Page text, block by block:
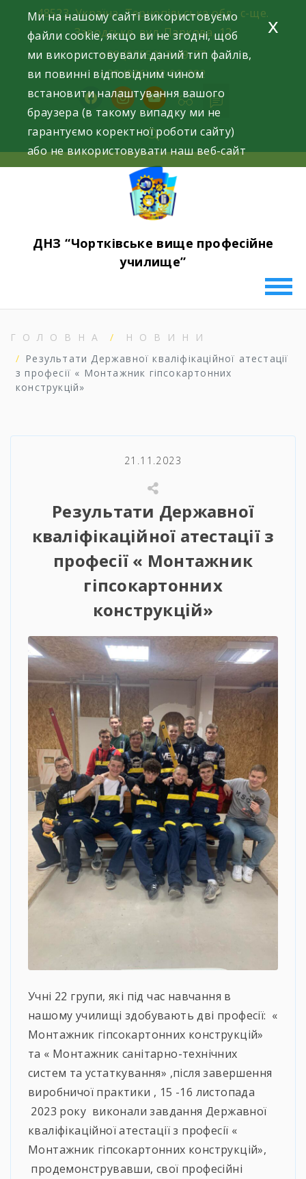
content
48523, Україна, Тернопільська обл., с-ще.
Заводське, вул. Паркова, 12
+38 (03552) 2-49-77
+38 (096) 42-93-282
facebookinstagramyoutube
ДНЗ “Чортківське вище професійне
училище”
ГОЛОВНА
НОВИНИ
Результати Державної кваліфікаційної атестації
з професії « Монтажник гіпсокартонних
конструкцій»
21.11.2023
Результати Державної
кваліфікаційної атестації з
професії « Монтажник
гіпсокартонних
конструкцій»
Учні 22 групи, які під час навчання в
нашому училищі здобувають дві професії: «
Монтажник гіпсокартонних конструкцій»
та « Монтажник санітарно-технічних
систем та устаткування» ,після завершення
виробничої практики , 15 -16 листопада
2023 року виконали завдання Державної
кваліфікаційної атестації з професії «
Монтажник гіпсокартонних конструкцій»,
продемонструвавши, свої професійні
Ми на нашому сайті використовуємо
файли cookie, якщо ви не згодні, щоб
ми використовували даний тип файлів,
ви повинні відповідним чином
встановити налаштування вашого
браузера (в такому випадку ми не
гарантуємо коректної роботи сайту)
або не використовувати наш веб-сайт
x